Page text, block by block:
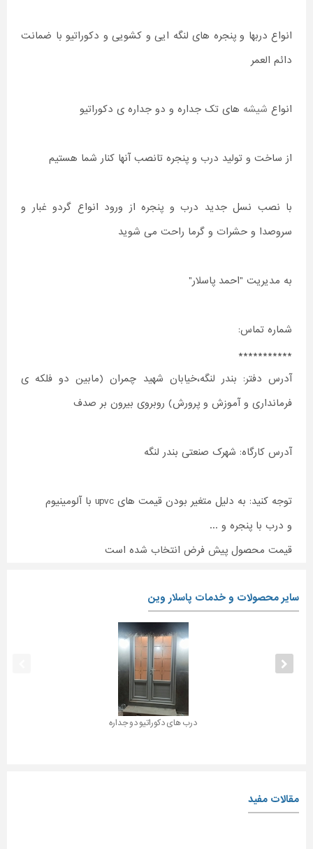
انواع دربها و پنجره های لنگه ایی و کشویی و دکوراتیو با ضمانت
دائم العمر
انواع شیشه های تک جداره و دو جداره ی دکوراتیو
از ساخت و تولید درب و پنجره تانصب آنها کنار شما هستیم
با نصب نسل جدید درب و پنجره از ورود انواع گردو غبار و
سروصدا و حشرات و گرما راحت می شوید
به مدیریت "احمد پاسلار"
شماره تماس:
***********
آدرس دفتر: بندر لنگه،خیابان شهید چمران (مابین دو فلکه ی
فرمانداری و آموزش و پرورش) روبروی بیرون بر صدف
آدرس کارگاه: شهرک صنعتی بندر لنگه
توجه کنید: به دلیل متغیر بودن قیمت های upvc با آلومینیوم
و درب با پنجره و ...
قیمت محصول پیش فرض انتخاب شده است
سایر محصولات و خدمات پاسلار وین
درب های دکوراتیو دو جداره
مقالات مفید